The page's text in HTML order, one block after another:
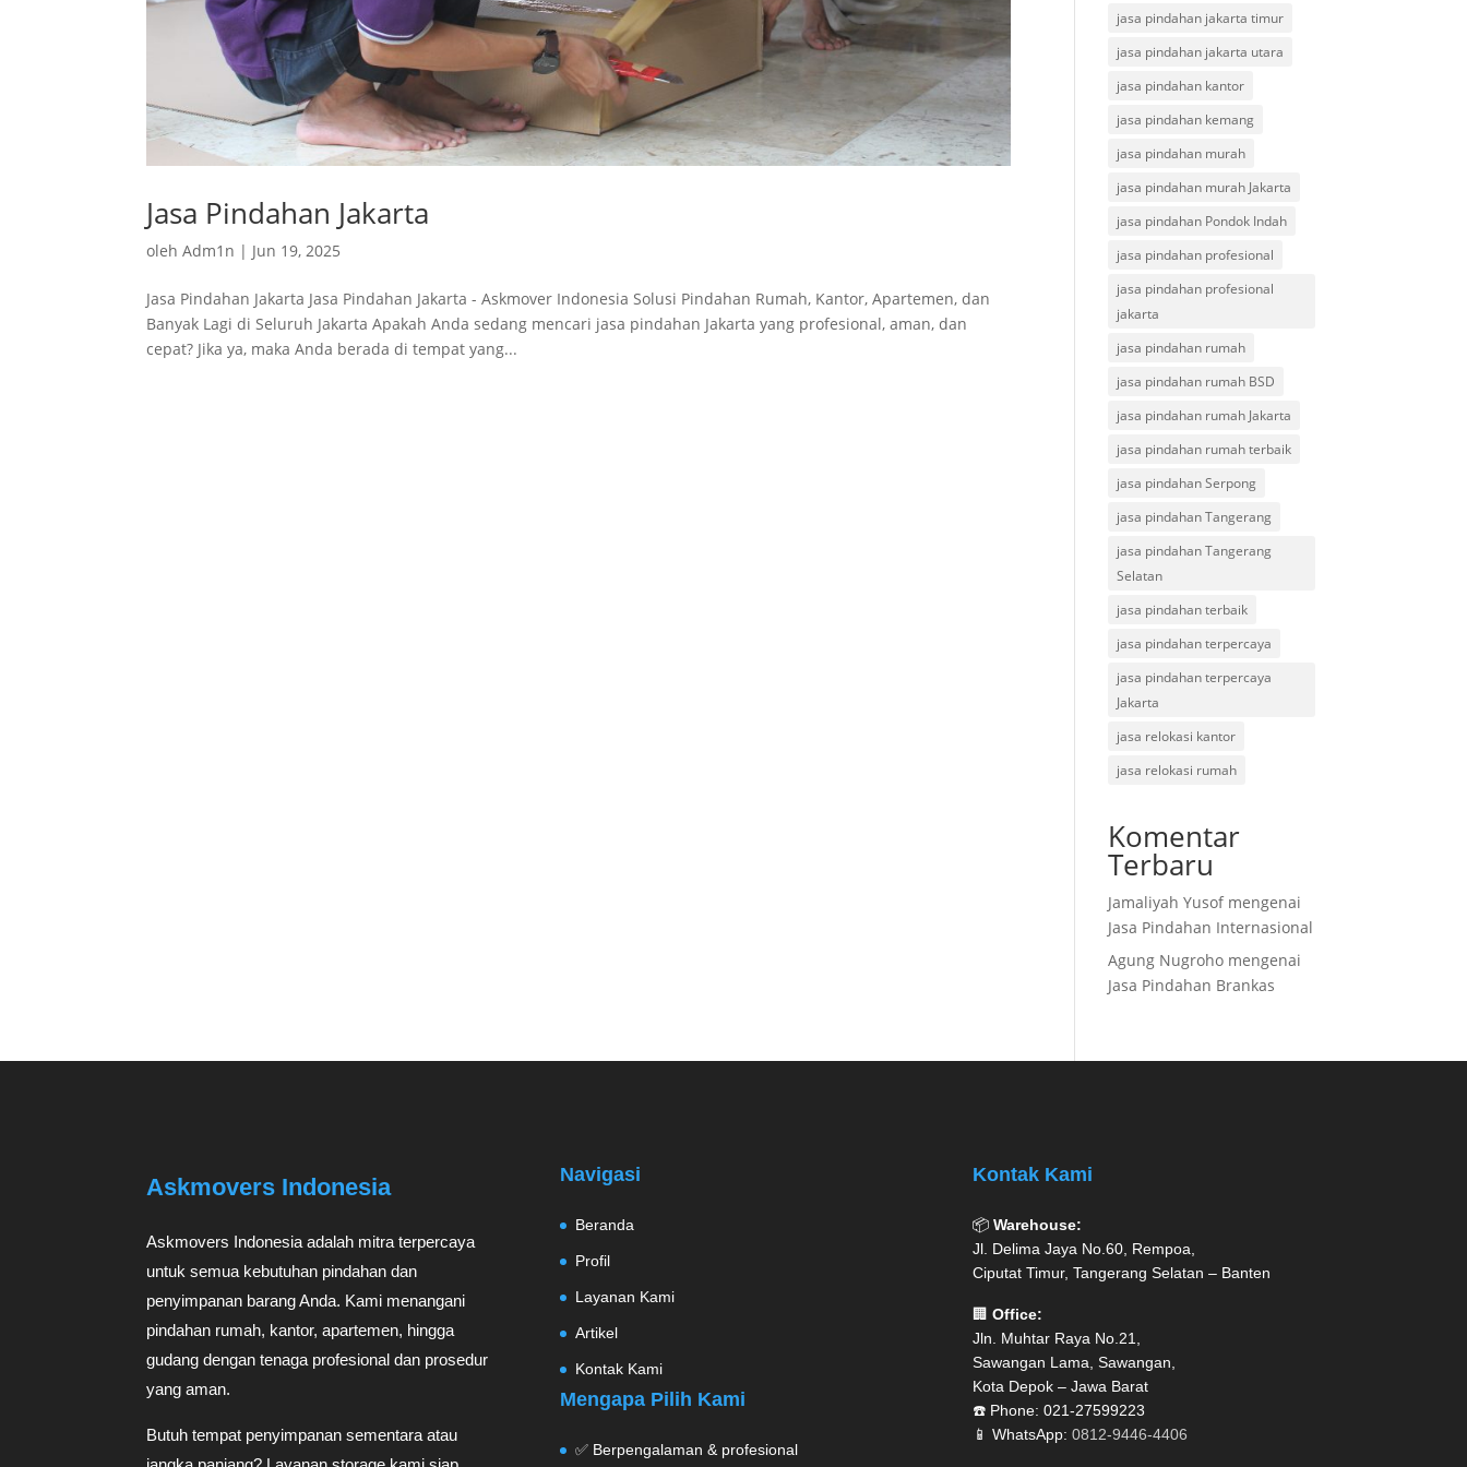
Jasa Pindahan Jakarta
olehAdm1n | Jun 19, 2025
Jasa Pindahan Jakarta Jasa Pindahan Jakarta - Askmover Indonesia Solusi Pindahan Rumah, Kantor, Apartemen, dan
Banyak Lagi di Seluruh Jakarta Apakah Anda sedang mencari jasa pindahan Jakarta yang profesional, aman, dan
cepat? Jika ya, maka Anda berada di tempat yang...
jasa pindahan jakarta timur
jasa pindahan jakarta utara
jasa pindahan kantor
jasa pindahan kemang
jasa pindahan murah
jasa pindahan murah Jakarta
jasa pindahan Pondok Indah
jasa pindahan profesional
jasa pindahan profesional
jakarta
jasa pindahan rumah
jasa pindahan rumah BSD
jasa pindahan rumah Jakarta
jasa pindahan rumah terbaik
jasa pindahan Serpong
jasa pindahan Tangerang
jasa pindahan Tangerang
Selatan
jasa pindahan terbaik
jasa pindahan terpercaya
jasa pindahan terpercaya
Jakarta
jasa relokasi kantor
jasa relokasi rumah
Komentar
Terbaru
Jamaliyah Yusofmengenai
Jasa Pindahan Internasional
Agung Nugroho mengenai
Jasa Pindahan Brankas
Askmovers Indonesia
Askmovers Indonesia adalah mitra terpercaya
untuk semua kebutuhan pindahan dan
penyimpanan barang Anda. Kami menangani
pindahan rumah, kantor, apartemen, hingga
gudang dengan tenaga profesional dan prosedur
yang aman.
Butuh tempat penyimpanan sementara atau
Navigasi
Beranda
Profil
Layanan Kami
Artikel
Kontak Kami
Mengapa Pilih Kami
✅ Berpengalaman & profesional
Kontak Kami
📦 Warehouse:
Jl. Delima Jaya No.60, Rempoa,
Ciputat Timur, Tangerang Selatan – Banten
🏢 Office:
Jln. Muhtar Raya No.21,
Sawangan Lama, Sawangan,
Kota Depok – Jawa Barat
☎️ Phone: 021-27599223
📱 WhatsApp: 0812-9446-4406